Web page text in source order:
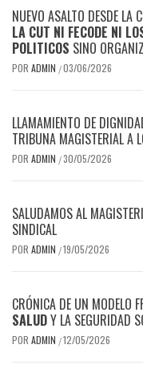
NUEVO ASALTO DESDE LA
LA CUT NI FECODE NI
POLITICOS SINO
POR ADMIN /03/06/2026
LLAMAMIENTO DE
TRIBUNA MAGISTERIAL A
POR ADMIN /30/05/2026
SALUDAMOS AL
SINDICAL
POR ADMIN /19/05/2026
CRÓNICA DE UN MODELO
SALUDY LA SEGURIDAD
POR ADMIN /12/05/2026